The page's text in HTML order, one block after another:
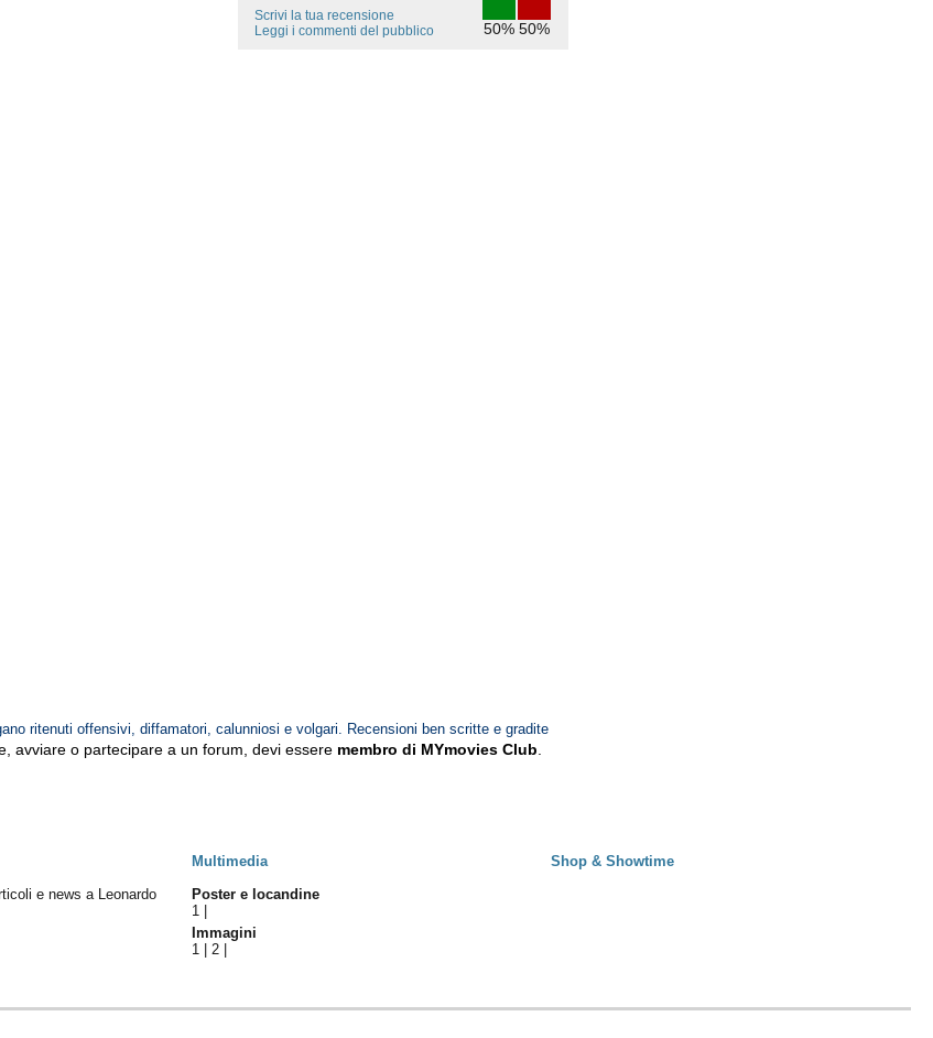
50% 50%
Scrivi la tua recensione
Leggi i commenti del pubblico
ritenuti offensivi, diffamatori, calunniosi e volgari. Recensioni ben scritte e gradite
avviare o partecipare a un forum, devi essere membro di MYmovies Club
Multimedia
Shop & Showtime
e news a Leonardo
Poster e locandine
1
Immagini
1 |2